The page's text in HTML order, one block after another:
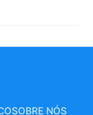
SOBRE NÓS